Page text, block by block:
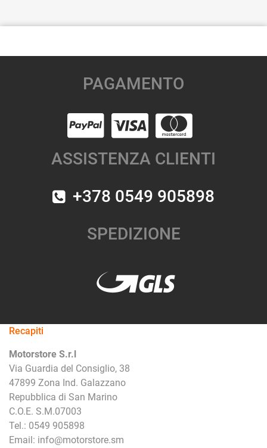
PAGAMENTO
ASSISTENZA CLIENTI
+378 0549 905898
SPEDIZIONE
Recapiti
Motorstore S.r.l
Via Guardia del Consiglio, 38
47899 Zona Ind. Galazzano
Repubblica di San Marino
C.O.E. S.M.07003
Tel.: 0549 905898
Email: info@motorstore.sm